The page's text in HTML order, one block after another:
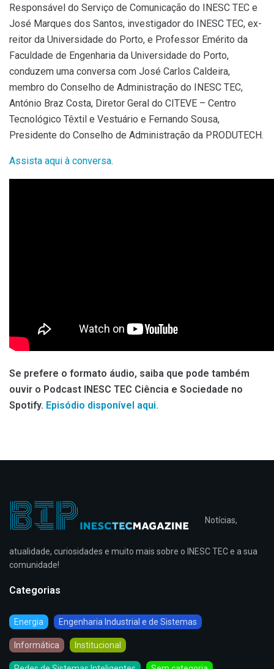
Responsável do Serviço de Comunicação do INESC TEC e
José Marques dos Santos, investigador do INESC TEC, ex-
reitor da Universidade do Porto, e Professor Emérito da
Faculdade de Engenharia da Universidade do Porto,
conduzem uma conversa com José Carlos Caldeira,
membro do Conselho de Administração do INESC TEC,
António Braz Costa, Diretor Geral do CITEVE – Centro
Tecnológico Têxtil e Vestuário e Fernando Sousa,
Presidente do Conselho de Administração da PRODUTECH.
Assista aqui à conversa.
Se prefere o formato áudio, saiba que pode também
ouvir o Podcast INESC TEC Ciência e Sociedade no
Spotify. Episódio disponível aqui.
Notícias,
atualidade, curiosidades e muito mais sobre o INESC TEC e a sua
comunidade!
Categorias
Energia Engenharia Industrial e de Sistemas
Informática Institucional